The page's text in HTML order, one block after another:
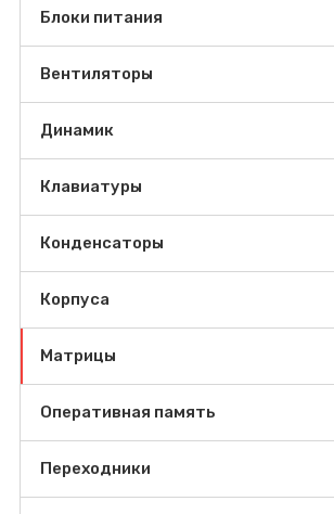
Блоки питания
Вентиляторы
Динамик
Клавиатуры
Конденсаторы
Корпуса
Матрицы
Оперативная память
Переходники